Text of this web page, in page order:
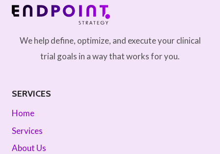
We help define, optimize, and execute your clinical
trial goals in a way that works for you.
SERVICES
Home
Services
About Us